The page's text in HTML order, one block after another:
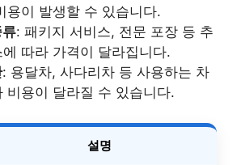
용이 발생할 수 있습니다.
: 패키지 서비스, 전문 포장 등 추
따라 가격이 달라집니다.
: 용달차, 사다리차 등 사용하는 차
비용이 달라질 수 있습니다.
설명